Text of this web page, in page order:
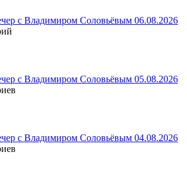
с Владимиром Соловьёвым 06.08.2026
с Владимиром Соловьёвым 05.08.2026
с Владимиром Соловьёвым 04.08.2026